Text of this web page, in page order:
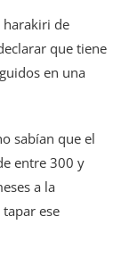
harakiri de
que tiene
en una
sabían que el
entre 300 y
a la
ese